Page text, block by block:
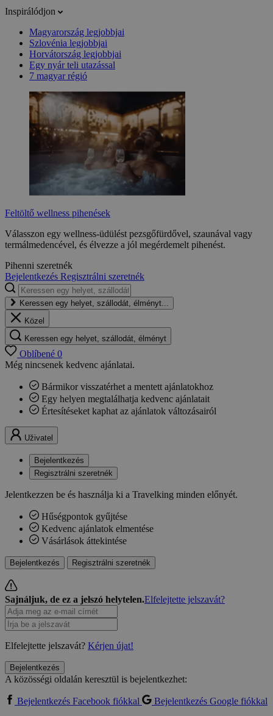
Inspirálódjon
Magyarország legjobbjai
Szlovénia legjobbjai
Horvátország legjobbjai
Egy nyár teli utazással
7 magyar régió
Feltöltő wellness pihenések
Válasszon egy wellness-üdülést pezsgőfürdővel, szaunával vagy
termálmedencével, és élvezze a jól megérdemelt pihenést.
Pihenni szeretnék
Bejelentkezés Regisztrálni szeretnék
Keressen egy helyet, szállodát, élményt...
Közel
Keressen egy helyet, szállodát, élményt
Oblíbené 0
Még nincsenek kedvenc ajánlatai.
Bármikor visszatérhet a mentett ajánlatokhoz
Egy helyen megtalálhatja kedvenc ajánlatait
Értesítéseket kaphat az ajánlatok változásairól
Uživatel
Bejelentkezés
Regisztrálni szeretnék
Jelentkezzen be és használja ki a Travelking minden előnyét.
Hűségpontok gyűjtése
Kedvenc ajánlatok elmentése
Vásárlások áttekintése
Bejelentkezés Regisztrálni szeretnék
Sajnáljuk, de ez a jelszó helytelen.Elfelejtette jelszavát?
Elfelejtette jelszavát? Kérjen újat!
Bejelentkezés
A közösségi oldalán keresztül is bejelentkezhet:
Bejelentkezés Facebook fiókkal
Bejelentkezés Google fiókkal